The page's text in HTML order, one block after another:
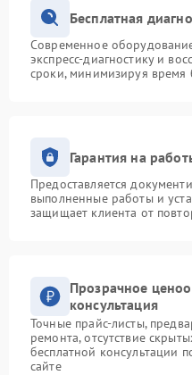
Бесплатная
Современное
экспресс-диагностику и
сроки, минимизируя время
Гарантия на
Предоставляется
выполненные работы и
защищает клиента от
Прозрачное
консультация
Точные прайс-листы,
ремонта, отсутствие
бесплатной консультации
сайте